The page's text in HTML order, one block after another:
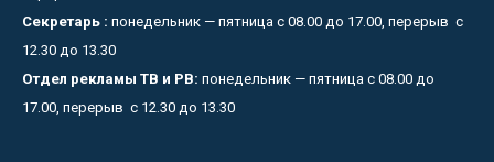
Секретарь : понедельник — пятница с 08.00 до 17.00, перерыв с
12.30 до 13.30
Отдел рекламы ТВ и РВ: понедельник — пятница с 08.00 до
17.00, перерыв с 12.30 до 13.30